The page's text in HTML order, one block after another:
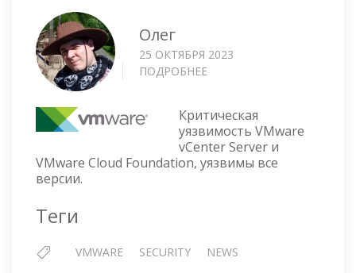
Олег
25 ОКТЯБРЯ 2023
ПОДРОБНЕЕ
VCENTER
SERVER
—
CVE-
Критическая
уязвимость VMware
vCenter Server и
VMware Cloud Foundation, уязвимы все
версии.
Теги
VMWARE SECURITY NEWS